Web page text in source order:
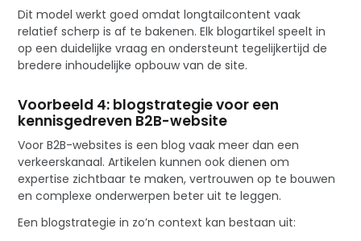
Dit model werkt goed omdat longtailcontent vaak
relatief scherp is af te bakenen. Elk blogartikel speelt in
op een duidelijke vraag en ondersteunt tegelijkertijd de
bredere inhoudelijke opbouw van de site.
Voorbeeld 4: blogstrategie voor een
kennisgedreven B2B-website
Voor B2B-websites is een blog vaak meer dan een
verkeerskanaal. Artikelen kunnen ook dienen om
expertise zichtbaar te maken, vertrouwen op te bouwen
en complexe onderwerpen beter uit te leggen.
Een blogstrategie in zo’n context kan bestaan uit: